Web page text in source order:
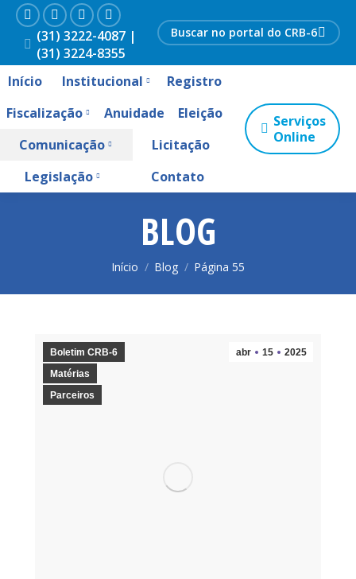
FacebookInstagram
YouTubeLinkedin
(31) 3222-4087 |
(31) 3224-8355
Search:
Início Institucional
Registro
Fiscalização
Anuidade
Eleição
Comunicação
Licitação
Legislação
Contato
Serviços
Online
BLOG
Você está aqui:
Início Blog Página 55
abr 15 2025
Boletim CRB-6
Matérias
Parceiros